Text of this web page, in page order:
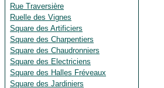
Rue Traversière
Ruelle des Vignes
Square des Artificiers
Square des Charpentiers
Square des Chaudronniers
Square des Electriciens
Square des Halles Fréveaux
Square des Jardiniers